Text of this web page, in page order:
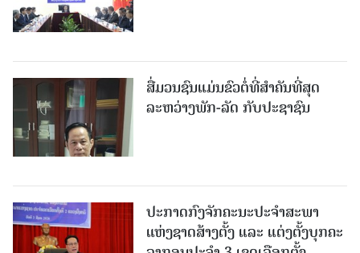
ສື່ມວນຊົນແມ່ນຂົວຕໍ່ທີ່ສໍາຄັນທີ່ສຸດ
ລະຫວ່າງພັກ-ລັດ ກັບປະຊາຊົນ
ປະກາດກົງຈັກຄະນະປະຈໍາສະພາ
ແຫ່ງຊາດສ້າງຕັ້ງ ແລະ ແຕ່ງຕັ້ງບຸກຄະ